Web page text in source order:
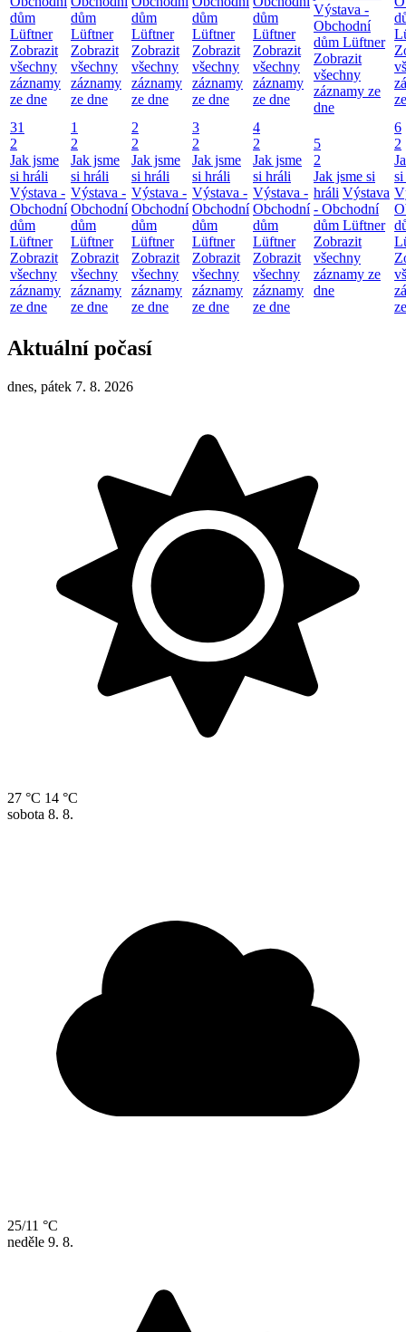
dům
Lüftner
Zobrazit
všechny
záznamy
ze dne
dům
Lüftner
Zobrazit
všechny
záznamy
ze dne
dům
Lüftner
Zobrazit
všechny
záznamy
ze dne
dům
Lüftner
Zobrazit
všechny
záznamy
ze dne
dům
Lüftner
Zobrazit
všechny
záznamy
ze dne
Výstava -
Obchodní
dům Lüftner
Zobrazit
všechny
záznamy ze
dne
31
2
Jak jsme
si hráli
Výstava -
Obchodní
dům
Lüftner
Zobrazit
všechny
záznamy
ze dne
1
2
Jak jsme
si hráli
Výstava -
Obchodní
dům
Lüftner
Zobrazit
všechny
záznamy
ze dne
2
2
Jak jsme
si hráli
Výstava -
Obchodní
dům
Lüftner
Zobrazit
všechny
záznamy
ze dne
3
2
Jak jsme
si hráli
Výstava -
Obchodní
dům
Lüftner
Zobrazit
všechny
záznamy
ze dne
4
2
Jak jsme
si hráli
Výstava -
Obchodní
dům
Lüftner
Zobrazit
všechny
záznamy
ze dne
5
2
Jak jsme si
hráli Výstava
- Obchodní
dům Lüftner
Zobrazit
všechny
záznamy ze
dne
6
2
Aktuální počasí
dnes, pátek 7. 8. 2026
27 °C 14 °C
sobota 8. 8.
25/11 °C
neděle 9. 8.